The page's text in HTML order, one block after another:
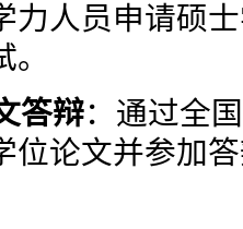
力人员申请硕
答辩：通过全
位论文并参加